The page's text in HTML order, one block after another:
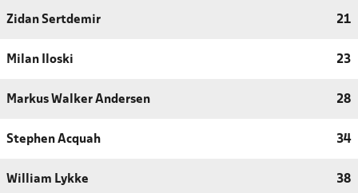
Zidan Sertdemir 21
Milan Iloski 23
Markus Walker Andersen 28
Stephen Acquah 34
William Lykke 38